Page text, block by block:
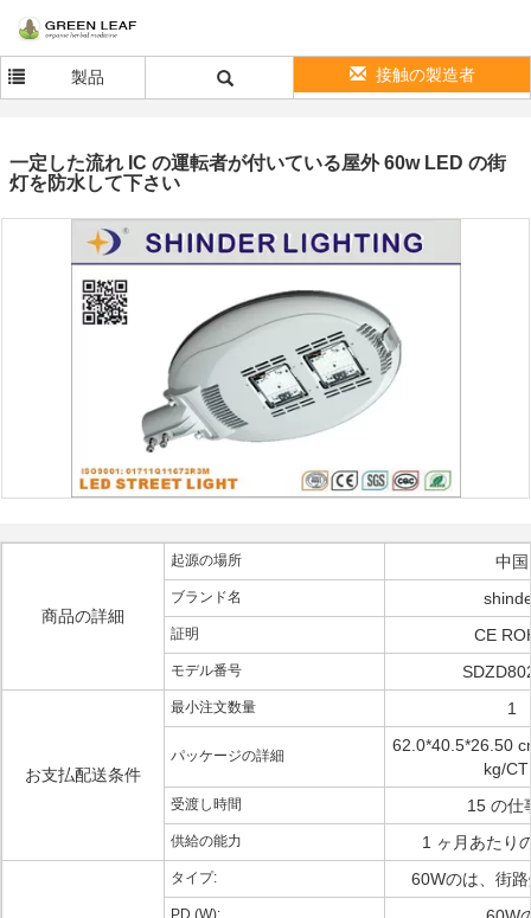
製品 接触の製造者
一定した流れ IC の運転者が付いている屋外 60w LED の街
灯を防水して下さい
商品の詳細
起源の場所 中国
ブランド名
証明 CE
モデル番号
お支払配送条件
最小注文数量 1
パッケージの詳細
62.0*40.5*26.50
kg/
受渡し時間 15 の仕
供給の能力 1 ヶ月あたり
タイプ: 60Wのは、街
PD (W):